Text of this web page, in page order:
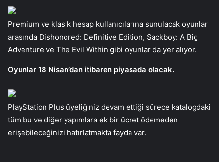
Premium ve klasik hesap kullanıcılarına sunulacak oyunlar
arasında Dishonored: Definitive Edition, Sackboy: A Big
Adventure ve The Evil Within gibi oyunlar da yer alıyor.
Oyunlar 18 Nisan’dan itibaren piyasada olacak.
PlayStation Plus üyeliğiniz devam ettiği sürece katalogdaki
tüm bu ve diğer yapımlara ek bir ücret ödemeden
erişebileceğinizi hatırlatmakta fayda var.